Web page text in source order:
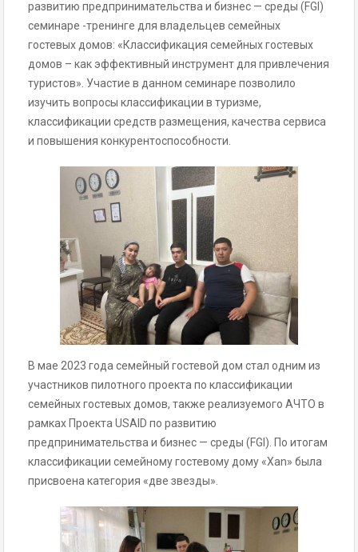
развитию предпринимательства и бизнес — среды (FGI)
семинаре -тренинге для владельцев семейных
гостевых домов: «Классификация семейных гостевых
домов – как эффективный инструмент для привлечения
туристов». Участие в данном семинаре позволило
изучить вопросы классификации в туризме,
классификации средств размещения, качества сервиса
и повышения конкурентоспособности.
В мае 2023 года семейный гостевой дом стал одним из
участников пилотного проекта по классификации
семейных гостевых домов, также реализуемого АЧТО в
рамках Проекта USAID по развитию
предпринимательства и бизнес — среды (FGI). По итогам
классификации семейному гостевому дому «Xan» была
присвоена категория «две звезды».